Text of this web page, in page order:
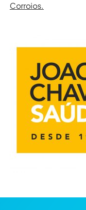
Corroios.